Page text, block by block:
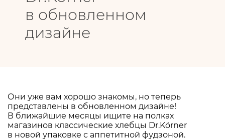
в обновленном
дизайне
Они уже вам хорошо знакомы, но теперь
представлены в обновленном дизайне!
В ближайшие месяцы ищите на полках
магазинов классические хлебцы Dr.Körner
в новой упаковке с аппетитной фудзоной.